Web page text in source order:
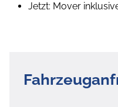
Jetzt: Mover